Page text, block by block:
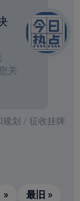
关
划 / 征收挂牌
» 最旧 »